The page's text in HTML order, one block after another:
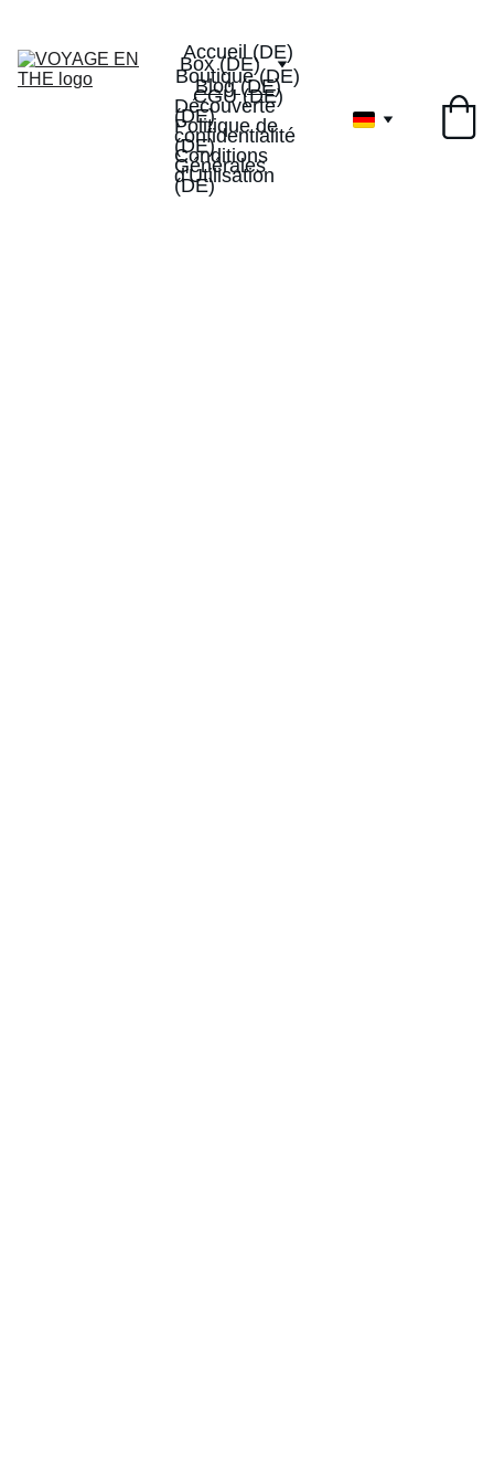
1ervoyageenthe
Accueil (DE)
Box (DE)
Boutique (DE)
Blog (DE)
CGU (DE)
Découverte
(DE)
Politique de
confidentialité
(DE)
Conditions
Générales
d'Utilisation
(DE)